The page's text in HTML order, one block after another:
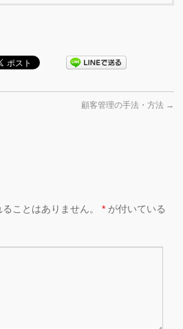
顧客管理の手法・方法 →
ことはありません。 * が付いている